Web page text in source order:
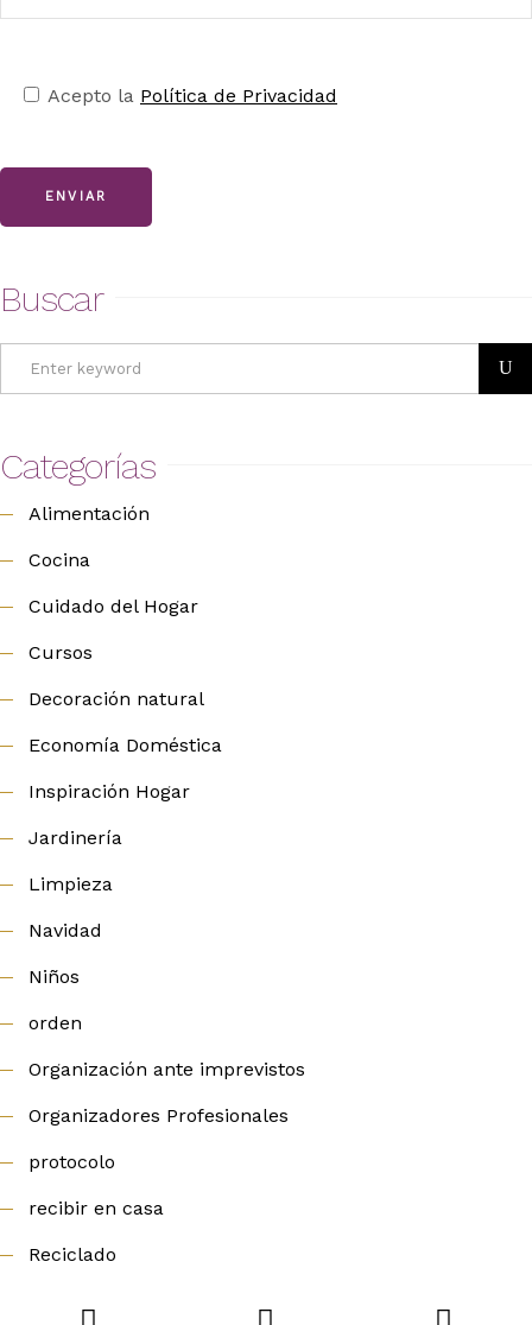
Acepto la Política de Privacidad
ENVIAR
Buscar
Search
for:
Categorías
Alimentación
Cocina
Cuidado del Hogar
Cursos
Decoración natural
Economía Doméstica
Inspiración Hogar
Jardinería
Limpieza
Navidad
Niños
orden
Organización ante imprevistos
Organizadores Profesionales
protocolo
recibir en casa
Reciclado